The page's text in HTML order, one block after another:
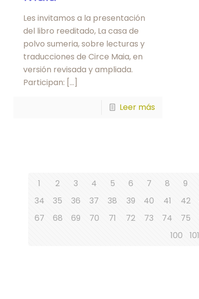
Les invitamos a la presentación
del libro reeditado, La casa de
polvo sumeria, sobre lecturas y
traducciones de Circe Maia, en
versión revisada y ampliada.
Participan: […]
Leer más
1 2 3 4 5 6 7 8 9
34
35 36 37 38 39 40 41 42
67
68 69 70 71 72 73 74 75
100
101